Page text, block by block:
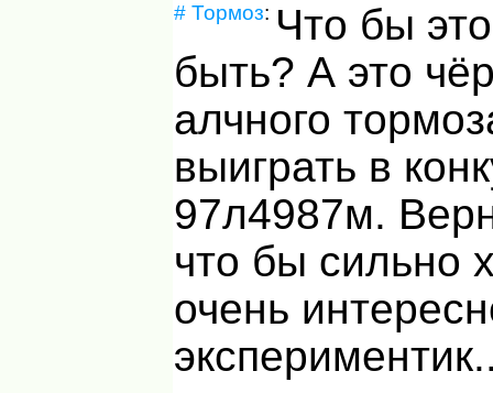
# Тормоз: Что бы
быть? А это
алчного
выиграть в
97л4987м.
что бы сильно
очень